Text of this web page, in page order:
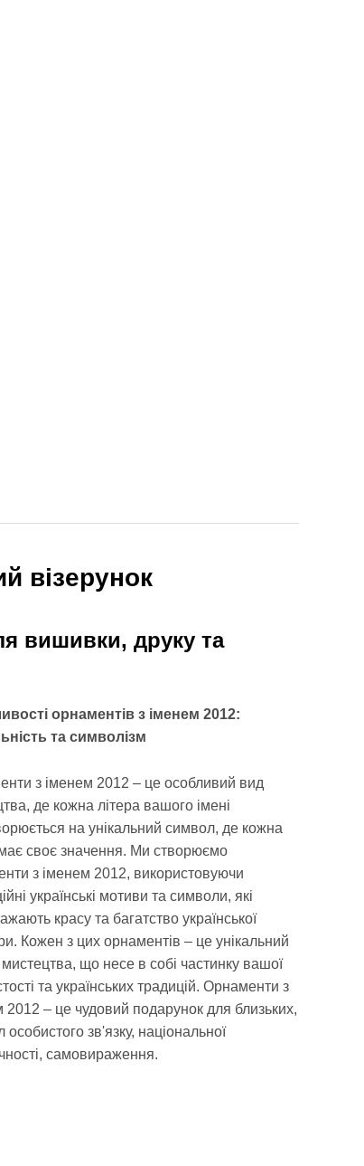
візерунок
вишивки, друку та
орнаментів з іменем 2012:
та символізм
з іменем 2012 – це особливий вид
де кожна літера вашого імені
на унікальний символ, де кожна
своє значення. Ми створюємо
з іменем 2012, використовуючи
українські мотиви та символи, які
красу та багатство української
Кожен з цих орнаментів – це унікальний
мистецтва, що несе в собі частинку вашої
та українських традицій. Орнаменти з
2012 – це чудовий подарунок для близьких,
особистого зв'язку, національної
самовираження.